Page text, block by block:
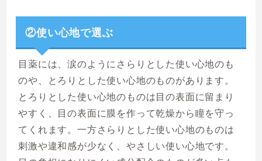
②使い心地で選ぶ
目薬には、涙のようにさらりとした使い心地のも
のや、とろりとした使い心地のものがあります。
とろりとした使い心地のものは目の表面に留まり
やすく、目の表面に膜を作って乾燥から瞳を守っ
てくれます。一方さらりとした使い心地のものは
刺激や違和感が少なく、やさしい使い心地です。